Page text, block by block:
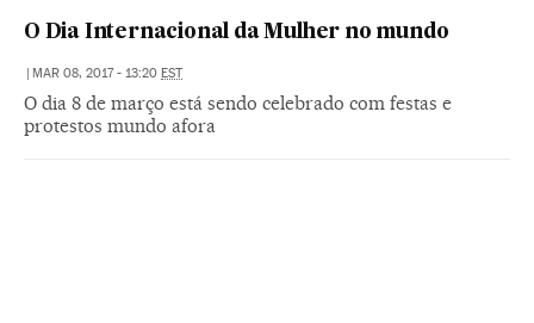
O Dia Internacional da Mulher no mundo
| MAR 08, 2017 - 13:20 EST
O dia 8 de março está sendo celebrado com festas e
protestos mundo afora